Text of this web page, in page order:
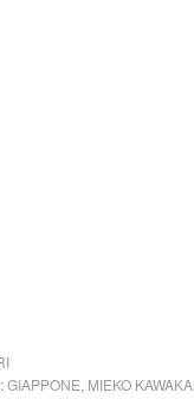
GIAPPONE MIEKO